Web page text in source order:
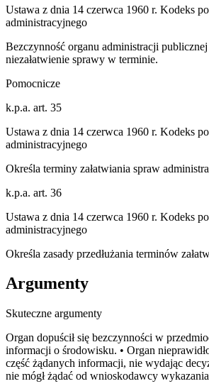
Ustawa z dnia 14 czerwca 1960 r. Kodeks
administracyjnego
Bezczynność organu administracji
niezałatwienie sprawy w terminie.
Pomocnicze
k.p.a. art. 35
Ustawa z dnia 14 czerwca 1960 r. Kodeks
administracyjnego
Określa terminy załatwiania spraw
k.p.a. art. 36
Ustawa z dnia 14 czerwca 1960 r. Kodeks
administracyjnego
Określa zasady przedłużania terminów
Argumenty
Skuteczne argumenty
Organ dopuścił się bezczynności w
informacji o środowisku. • Organ
część żądanych informacji, nie wydając
nie mógł żądać od wnioskodawcy